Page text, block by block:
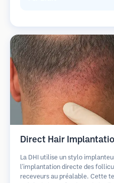
Direct Hair
La DHI utilise un stylo
l'implantation directe des
receveurs au préalable. Cette